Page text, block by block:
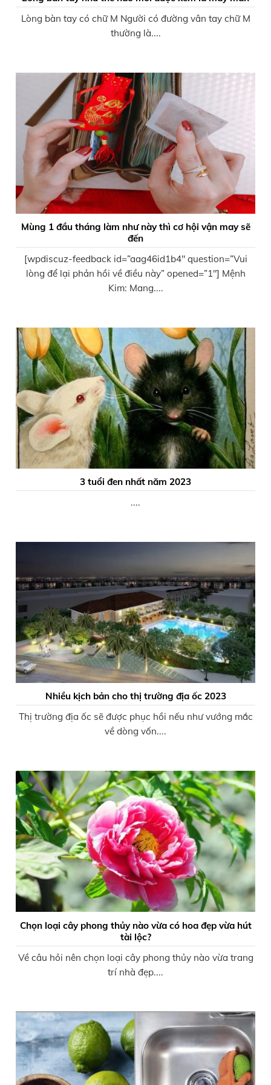
Lòng bàn tay có chữ M Người có đường vân tay chữ M
thường là....
Mùng 1 đầu tháng làm như này thì cơ hội vận may sẽ
đến
[wpdiscuz-feedback id=”aag46id1b4″ question=”Vui
lòng để lại phản hồi về điều này” opened=”1″] Mệnh
Kim: Mang....
3 tuổi đen nhất năm 2023
....
Nhiều kịch bản cho thị trường địa ốc 2023
Thị trường địa ốc sẽ được phục hồi nếu như vướng mắc
về dòng vốn....
Chọn loại cây phong thủy nào vừa có hoa đẹp vừa hút
tài lộc?
Về câu hỏi nên chọn loại cây phong thủy nào vừa trang
trí nhà đẹp....